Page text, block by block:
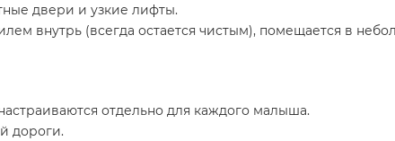
двери и узкие лифты.
внутрь (всегда остается чистым), помещается в
отдельно для каждого малыша.
дороги.